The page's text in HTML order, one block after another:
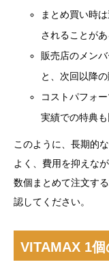
まとめ買い時
されることがあ
販売店のメン
と、次回以降
コストパフォ
実績での特典
このように、長期的
よく、費用を抑えな
数個まとめて注文す
認してください。
VITAMAX 1